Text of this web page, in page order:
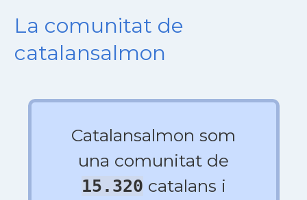
La comunitat de
catalansalmon
Catalansalmon som
una comunitat de
15.320 catalans i